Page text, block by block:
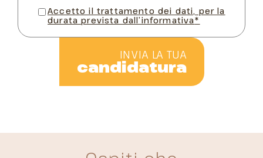
Accetto il trattamento dei dati, per la
durata prevista dall’informativa*
INVIA LA TUA
candidatura